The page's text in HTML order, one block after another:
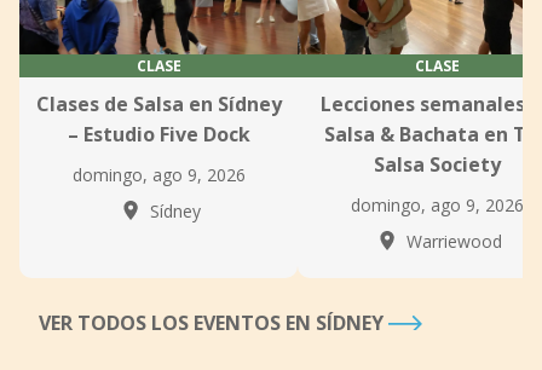
CLASE
Clases de Salsa en Sídney
– Estudio Five Dock
domingo, ago 9, 2026
Sídney
CLASE
Lecciones semanales
Salsa & Bachata en
Salsa Society
domingo, ago 9, 2026
Warriewood
VER TODOS LOS EVENTOS EN SÍDNEY